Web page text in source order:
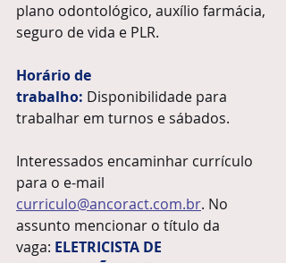
plano odontológico, auxílio farmácia,
seguro de vida e PLR.
Horário de
trabalho: Disponibilidade para
trabalhar em turnos e sábados.
Interessados encaminhar currículo
para o e-mail
curriculo@ancoract.com.br. No
assunto mencionar o título da
vaga: ELETRICISTA DE